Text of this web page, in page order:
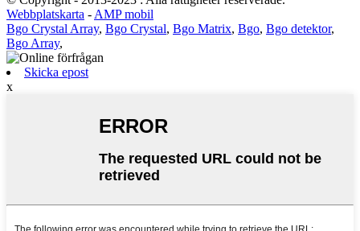
Webbplatskarta - AMP mobil
Bgo Crystal Array, Bgo Crystal, Bgo Matrix, Bgo, Bgo detektor,
Bgo Array,
Skicka epost
x